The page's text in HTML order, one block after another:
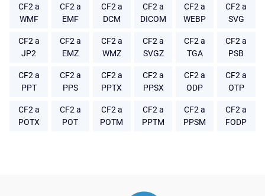
CF2 a
WMF
CF2 a
EMF
CF2 a
DCM
CF2 a
DICOM
CF2 a
WEBP
CF2 a
SVG
CF2 a
JP2
CF2 a
EMZ
CF2 a
WMZ
CF2 a
SVGZ
CF2 a
TGA
CF2 a
PSB
CF2 a
PPT
CF2 a
PPS
CF2 a
PPTX
CF2 a
PPSX
CF2 a
ODP
CF2 a
OTP
CF2 a
POTX
CF2 a
POT
CF2 a
POTM
CF2 a
PPTM
CF2 a
PPSM
CF2 a
FODP